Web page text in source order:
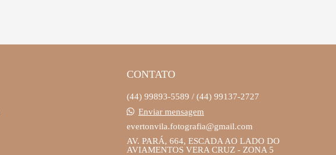
CONTATO
(44) 99893-5589 / (44) 99137-2727
Enviar mensagem
evertonvila.fotografia@gmail.com
AV. PARÁ, 664, ESCADA AO LADO DO
AVIAMENTOS VERA CRUZ - ZONA 5